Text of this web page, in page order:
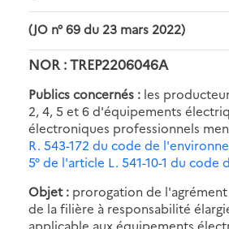
(JO n° 69 du 23 mars 2022)
NOR : TREP2206046A
Publics concernés : les
2, 4, 5 et 6 d'équipements
électroniques professionnels
R. 543-172 du code de
5° de l'article L. 541-10-1 du
Objet : prorogation de
de la filière à responsabilité
applicable aux équipements